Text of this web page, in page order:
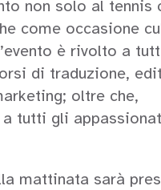
non solo al tennis
come occasione
è rivolto a
di traduzione,
oltre che,
a tutti gli
mattinata sarà